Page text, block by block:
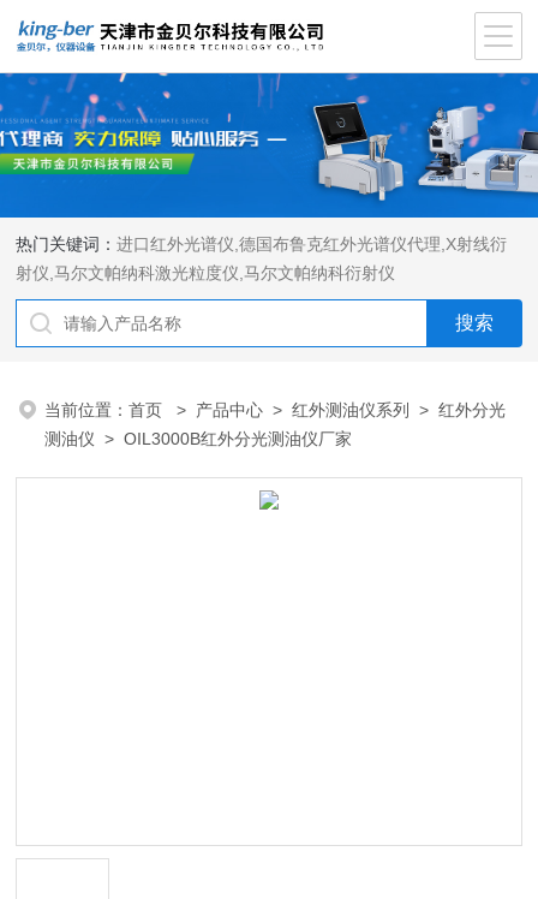
热门关键词：进口红外光谱仪 ,德国布鲁克红外光谱仪代理 X射线衍
射仪 ,马尔文帕纳科激光粒度仪 ,马尔文帕纳科衍射仪
当前位置：首页 > 产品中心 >红外测油仪系列 >红外分光
测油仪 > OIL3000B红外分光测油仪厂家